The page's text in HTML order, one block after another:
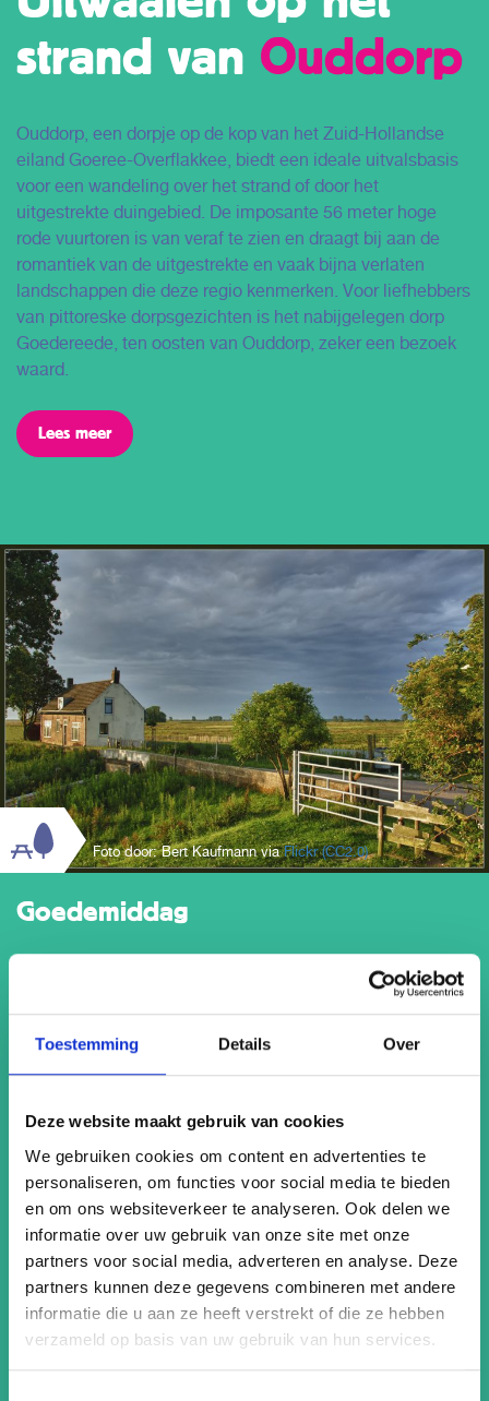
Toestemming Details Over
Deze website maakt gebruik van cookies
We gebruiken cookies om content en advertenties te
personaliseren, om functies voor social media te bieden
en om ons websiteverkeer te analyseren. Ook delen we
informatie over uw gebruik van onze site met onze
partners voor social media, adverteren en analyse. Deze
partners kunnen deze gegevens combineren met andere
informatie die u aan ze heeft verstrekt of die ze hebben
verzameld op basis van uw gebruik van hun services.
strand van Ouddorp
Ouddorp, een dorpje op de kop van het Zuid-Hollandse
eiland Goeree-Overflakkee, biedt een ideale uitvalsbasis
voor een wandeling over het strand of door het
uitgestrekte duingebied. De imposante 56 meter hoge
rode vuurtoren is van veraf te zien en draagt bij aan de
romantiek van de uitgestrekte en vaak bijna verlaten
landschappen die deze regio kenmerken. Voor liefhebbers
van pittoreske dorpsgezichten is het nabijgelegen dorp
Goedereede, ten oosten van Ouddorp, zeker een bezoek
waard.
Lees meer
Goedemiddag
Ontdekkingstocht
naarTiengemeten
Het kleine eiland Tiengemeten ligt in het Haringvliet, een
afgedamd. In de jaren ’90 werd besloten om het eiland,
dat voornamelijk voor landbouw werd gebruikt, om te
vormen tot een ‘nat natuurgebied’ en recreatiegebied.
Tiengemeten biedt een oase van rust en herbergt een
uniek natuurlandschap waar water en land elkaar
dynamisch afwisselen. Stap dus snel op de uurlijks
varende pont en ontdek het zelf!
Foto door: Bert Kaufmann viaFlickr (CC2.0)